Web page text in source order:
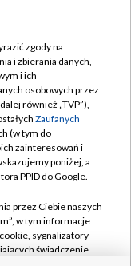
zgody na
i zbierania danych,
i ich
osobowych przez
również „TVP”),
Zaufanych
(w tym do
zainteresowań i
poniżej, a
PPID do Google.
przez Ciebie naszych
w tym informacje
sygnalizatory
świadczenie